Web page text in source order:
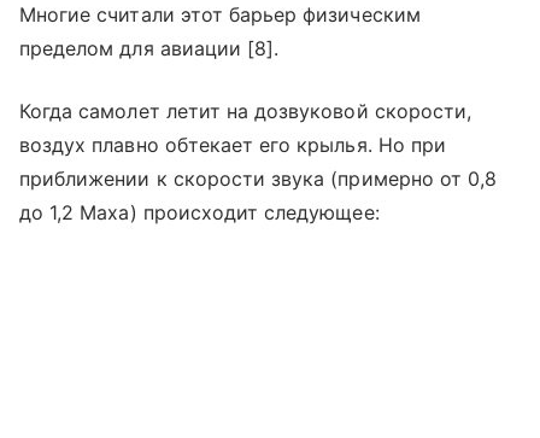
Многие считали этот барьер физическим
пределом для авиации [8].
Когда самолет летит на дозвуковой скорости,
воздух плавно обтекает его крылья. Но при
приближении к скорости звука (примерно от 0,8
до 1,2 Маха) происходит следующее: